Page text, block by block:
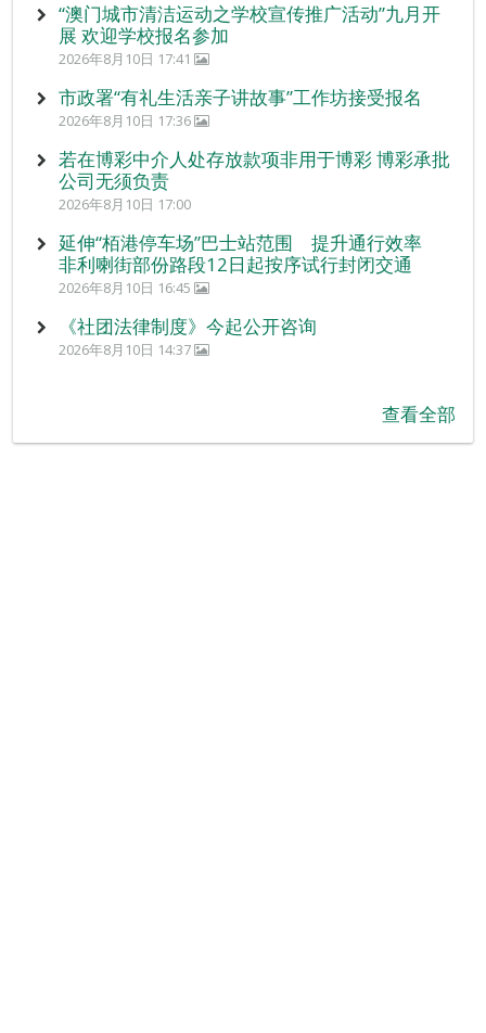
“澳门城市清洁运动之学校宣传推广活动”九月开
展 欢迎学校报名参加
2026年8月10日 17:41
市政署“有礼生活亲子讲故事”工作坊接受报名
2026年8月10日 17:36
若在博彩中介人处存放款项非用于博彩 博彩承批
公司无须负责
2026年8月10日 17:00
延伸“栢港停车场”巴士站范围 提升通行效率
非利喇街部份路段12日起按序试行封闭交通
2026年8月10日 16:45
《社团法律制度》今起公开咨询
2026年8月10日 14:37
查看全部